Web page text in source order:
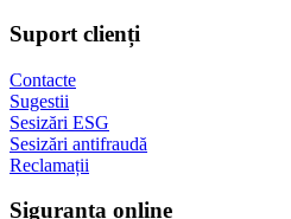
Suport clienți
Contacte
Sugestii
Sesizări ESG
Sesizări antifraudă
Reclamații
Siguranța online